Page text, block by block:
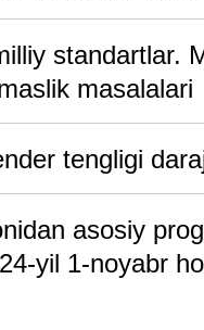
standartlar.
masalalari
tengligi
asosiy
yil 1-noyabr